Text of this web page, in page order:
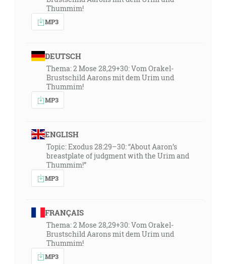
Thummim!
MP3
DEUTSCH
Thema: 2 Mose 28,29+30: Vom Orakel-
Brustschild Aarons mit dem Urim und
Thummim!
MP3
ENGLISH
Topic: Exodus 28:29–30: “About Aaron’s
breastplate of judgment with the Urim and
Thummim!”
MP3
FRANÇAIS
Thema: 2 Mose 28,29+30: Vom Orakel-
Brustschild Aarons mit dem Urim und
Thummim!
MP3